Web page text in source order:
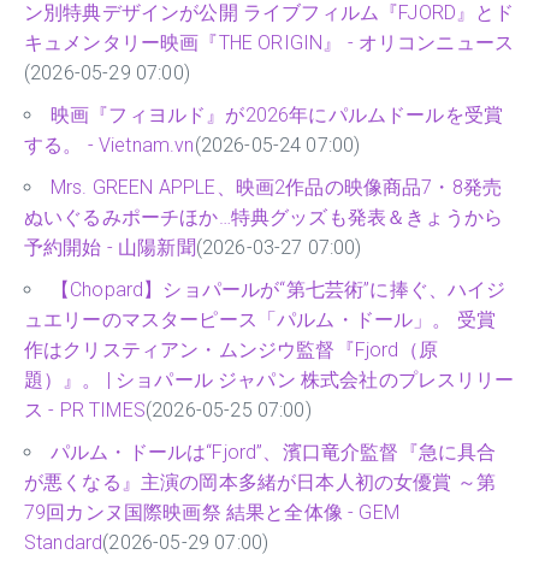
ン別特典デザインが公開 ライブフィルム『FJORD』とド
キュメンタリー映画『THE ORIGIN』 - オリコンニュース
(2026-05-29 07:00)
映画『フィヨルド』が2026年にパルムドールを受賞
する。 - Vietnam.vn(2026-05-24 07:00)
Mrs. GREEN APPLE、映画2作品の映像商品7・8発売
ぬいぐるみポーチほか…特典グッズも発表＆きょうから
予約開始 - 山陽新聞(2026-03-27 07:00)
【Chopard】ショパールが“第七芸術”に捧ぐ、ハイジ
ュエリーのマスターピース「パルム・ドール」。 受賞
作はクリスティアン・ムンジウ監督『Fjord（原
題）』。 | ショパール ジャパン 株式会社のプレスリリー
ス - PR TIMES(2026-05-25 07:00)
パルム・ドールは“Fjord”、濱口竜介監督『急に具合
が悪くなる』主演の岡本多緒が日本人初の女優賞 ～第
79回カンヌ国際映画祭 結果と全体像 - GEM
Standard(2026-05-29 07:00)